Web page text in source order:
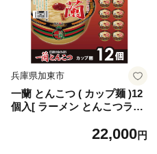
兵庫県加東市
一蘭 とんこつ ( カップ麺 )12
個入[ ラーメン とんこつラー
メン カップラーメン 時短 即
22,000円